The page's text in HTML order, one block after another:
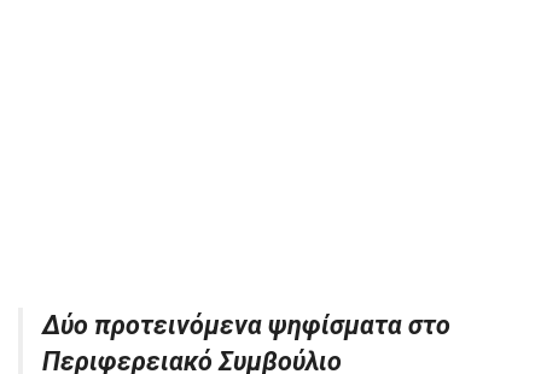
Δύο προτεινόμενα ψηφίσματα στο
Περιφερειακό Συμβούλιο